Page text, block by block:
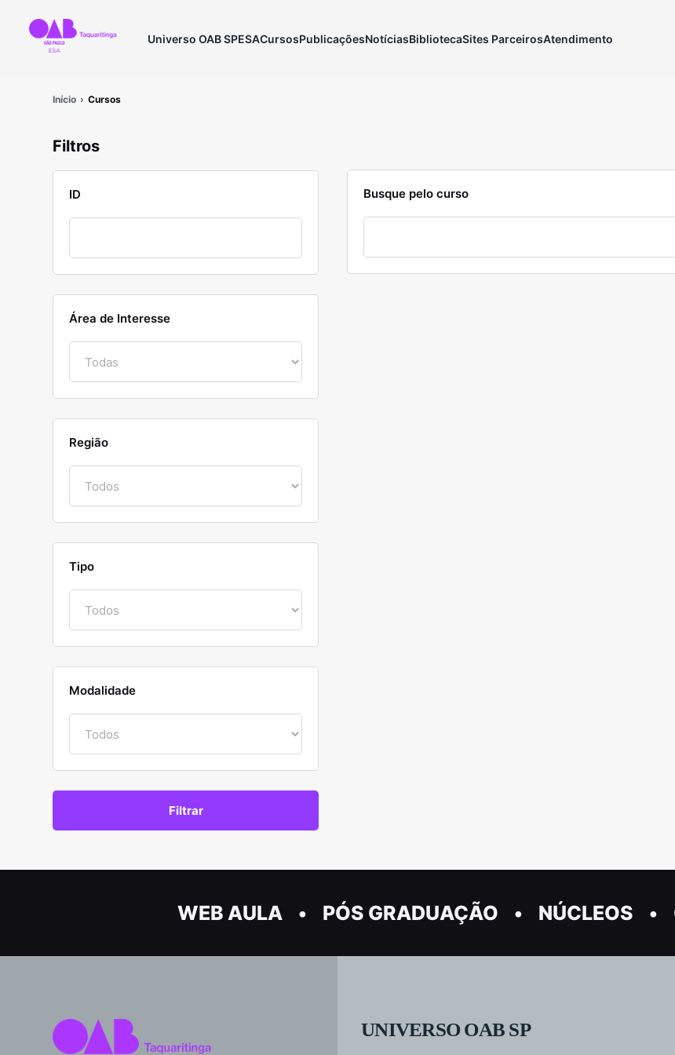
Universo OAB SPESACursosPublicaçõesNotíciasBibliotecaSites ParceirosAtendimento
Início Cursos
Filtros
ID
Área de Interesse
Região
Tipo
Modalidade
Busque pelo curso
WEB AULA PÓS GRADUAÇÃO NÚCLEOS
UNIVERSO OAB SP